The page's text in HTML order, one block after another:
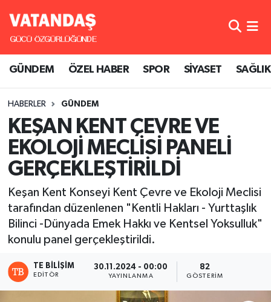
GÜNDEM ÖZEL HABER SPOR SİYASET SAĞLIK
HABERLER GÜNDEM
KEŞAN KENT ÇEVRE VE
EKOLOJİ MECLİSİ PANELİ
GERÇEKLEŞTİRİLDİ
Keşan Kent Konseyi Kent Çevre ve Ekoloji Meclisi
tarafından düzenlenen "Kentli Hakları - Yurttaşlık
Bilinci -Dünyada Emek Hakkı ve Kentsel Yoksulluk"
konulu panel gerçekleştirildi.
TE BILIŞIM
EDITÖR
30.11.2024 - 00:00
YAYINLANMA
82
GÖSTERIM
GÜNDEM
SPOR
SİYASET
SAĞLIK
Hava Durumu
Süper Lig Puan Durumu ve Fikstür
Tüm Manşetler
Son Dakika Haberleri